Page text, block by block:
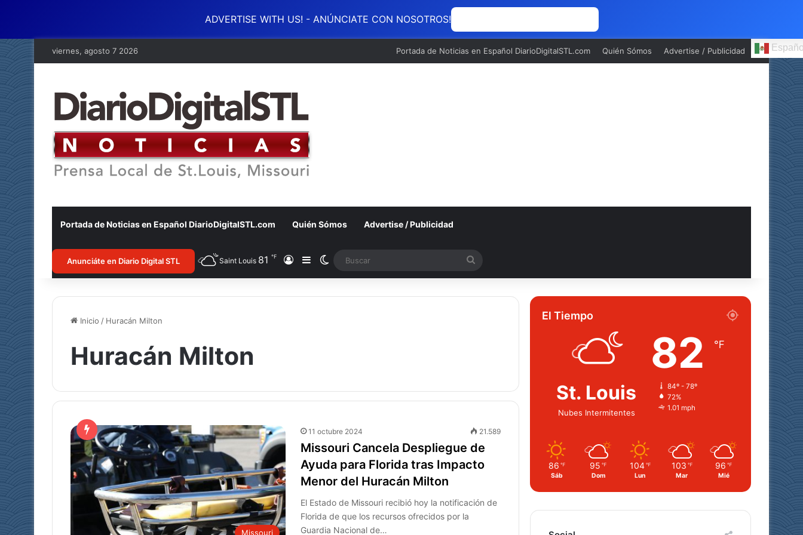
ADVERTISE WITH US! - ANÚNCIATE CON NOSOTROS!
viernes, agosto 7 2026 Portada de Noticias en Español DiarioDigitalSTL.com Quién Sómos Advertise / Publicidad
Portada de Noticias en Español DiarioDigitalSTL.com Quién Sómos Advertise / Publicidad
Anunciáte en Diario Digital STL Saint Louis 81 ℉ AccesoBarra lateral
Switch skin
Inicio / Huracán Milton
Huracán Milton
Missouri
11 octubre 2024 21.589
Missouri Cancela Despliegue de
Ayuda para Florida tras Impacto
Menor del Huracán Milton
El Estado de Missouri recibió hoy la notificación de
Florida de que los recursos ofrecidos por la
Guardia Nacional de…
El Tiempo
St. Louis
Nubes Intermitentes
82 ℉
84º - 78º
72%
1.01 mph
86 ℉
Sáb
95 ℉
Dom
104 ℉
Lun
103 ℉
Mar
96 ℉
Mié